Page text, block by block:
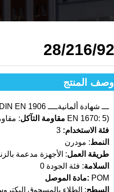
28/216/92
وصف المنتج
: DIN EN 1906 ـــ شهادة ألمانيةــــ
مقاومة التآكل : مقاومة عالية للتآكل EN 1670: 5)
فئة الاستخدام:
النمط: مودرن
طريقة العمل: الأجهزة مدعمة
السلامة: فئة الجودة 0
مادة الموصل: POM
السطح: الطلاء بالمسحوق